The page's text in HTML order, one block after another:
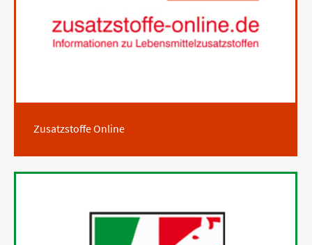
Zusatzstoffe Online